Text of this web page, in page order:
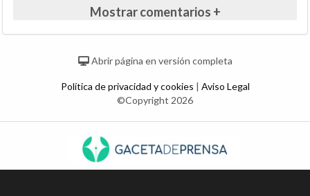
Mostrar comentarios +
Abrir página en versión completa
Política de privacidad y cookies | Aviso Legal
©Copyright 2026